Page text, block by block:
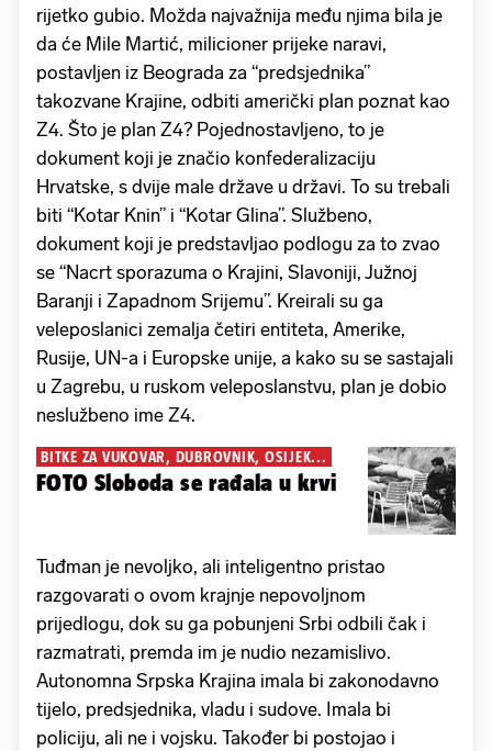
rijetko gubio. Možda najvažnija među njima bila je
da će Mile Martić, milicioner prijeke naravi,
postavljen iz Beograda za “predsjednika”
takozvane Krajine, odbiti američki plan poznat kao
Z4. Što je plan Z4? Pojednostavljeno, to je
dokument koji je značio konfederalizaciju
Hrvatske, s dvije male države u državi. To su trebali
biti “Kotar Knin” i “Kotar Glina”. Službeno,
dokument koji je predstavljao podlogu za to zvao
se “Nacrt sporazuma o Krajini, Slavoniji, Južnoj
Baranji i Zapadnom Srijemu”. Kreirali su ga
veleposlanici zemalja četiri entiteta, Amerike,
Rusije, UN-a i Europske unije, a kako su se sastajali
u Zagrebu, u ruskom veleposlanstvu, plan je dobio
neslužbeno ime Z4.
BITKE ZA VUKOVAR, DUBROVNIK, OSIJEK...
FOTO Sloboda se rađala u krvi
Tuđman je nevoljko, ali inteligentno pristao
razgovarati o ovom krajnje nepovoljnom
prijedlogu, dok su ga pobunjeni Srbi odbili čak i
razmatrati, premda im je nudio nezamislivo.
Autonomna Srpska Krajina imala bi zakonodavno
tijelo, predsjednika, vladu i sudove. Imala bi
policiju, ali ne i vojsku. Također bi postojao i